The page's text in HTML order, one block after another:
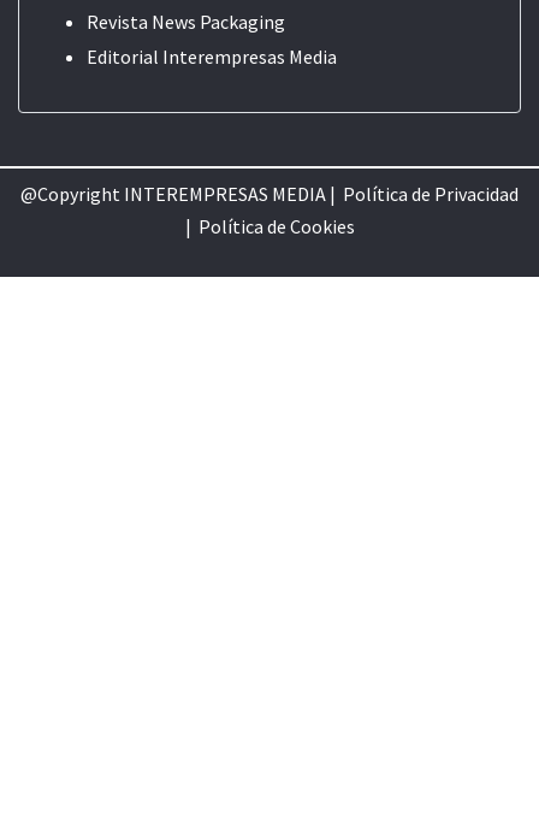
Revista News Packaging
Editorial Interempresas Media
@Copyright INTEREMPRESAS MEDIA | Política de Privacidad
| Política de Cookies